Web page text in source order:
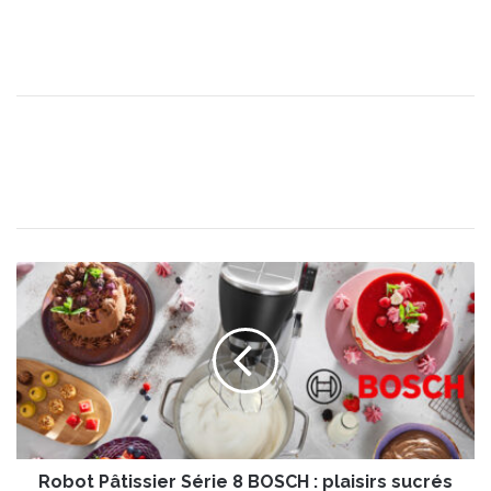
R
b
P
â
i
Robot Pâtissier Série 8 BOSCH : plaisirs sucrés